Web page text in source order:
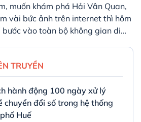
muốn khám phá Hải Vân Quan,
vài bức ảnh trên internet thì hôm
bước vào toàn bộ không gian di
khu vực và tìm hiểu các thông
ngay trong không gian số.
TRUYỀN
hành động 100 ngày xử lý
chuyển đổi số trong hệ thống
Huế